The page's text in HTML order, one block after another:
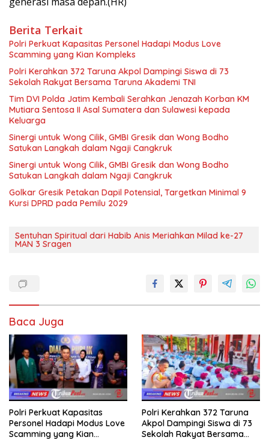
Berita Terkait
Polri Perkuat Kapasitas Personel Hadapi Modus Love
Scamming yang Kian Kompleks
Polri Kerahkan 372 Taruna Akpol Dampingi Siswa di 73
Sekolah Rakyat Bersama Taruna Akademi TNI
Tim DVI Polda Jatim Kembali Serahkan Jenazah Korban KM
Mutiara Sentosa II Asal Sumatera dan Sulawesi kepada
Keluarga
Sinergi untuk Wong Cilik, GMBI Gresik dan Wong Bodho
Satukan Langkah dalam Ngaji Cangkruk
Sinergi untuk Wong Cilik, GMBI Gresik dan Wong Bodho
Satukan Langkah dalam Ngaji Cangkruk
Golkar Gresik Petakan Dapil Potensial, Targetkan Minimal 9
Kursi DPRD pada Pemilu 2029
Sentuhan Spiritual dari Habib Anis Meriahkan Milad ke-27
MAN 3 Sragen
Baca Juga
Polri Perkuat Kapasitas
Personel Hadapi Modus Love
Scamming yang Kian
Polri Kerahkan 372 Taruna
Akpol Dampingi Siswa di 73
Sekolah Rakyat Bersama